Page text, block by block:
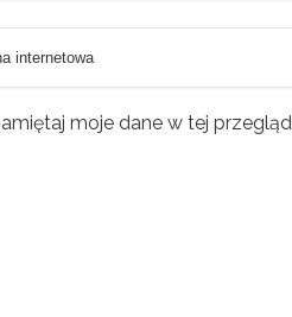
moje dane w tej